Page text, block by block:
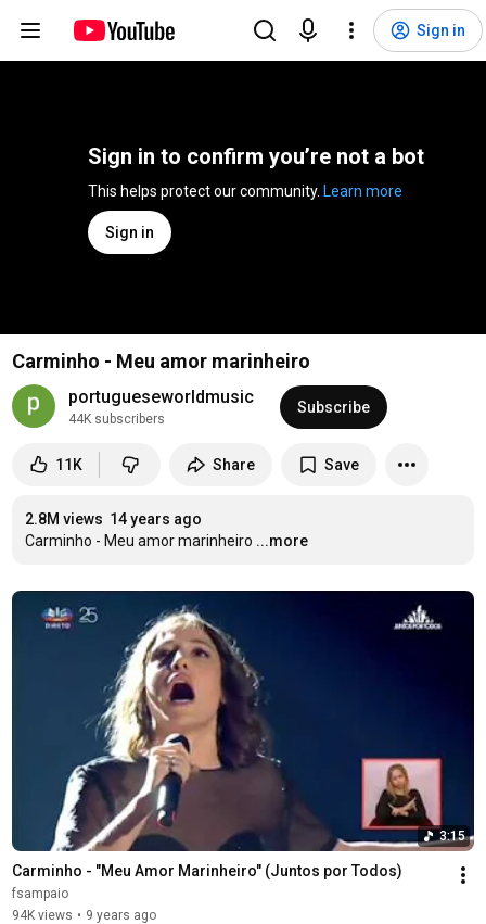
Sign in
Sign in to confirm you’re not a bot
Learn more
Sign in
Carminho - Meu amor marinheiro
portugueseworldmusic
44K subscribers
Subscribe
11K Share Save
2.8M views 14 years ago
Carminho - Meu amor marinheiro ...more
3:15
Carminho - "Meu Amor Marinheiro" (Juntos por Todos)
fsampaio
94K views • 9 years ago